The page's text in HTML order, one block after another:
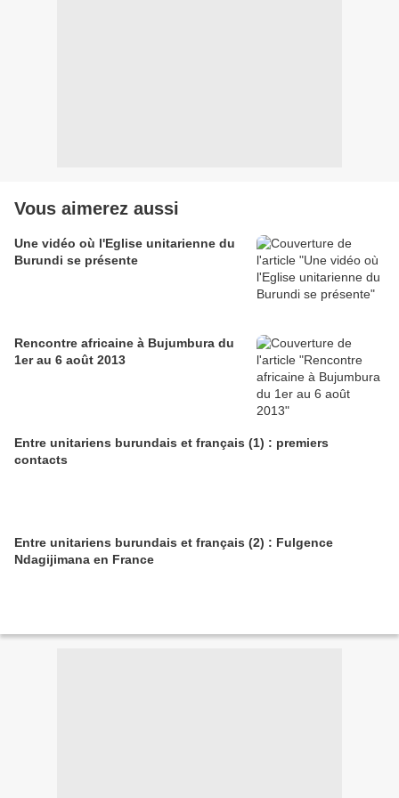
Vous aimerez aussi
Une vidéo où l'Eglise unitarienne du
Burundi se présente
Rencontre africaine à Bujumbura du
1er au 6 août 2013
Entre unitariens burundais et français (1) : premiers
contacts
Entre unitariens burundais et français (2) : Fulgence
Ndagijimana en France